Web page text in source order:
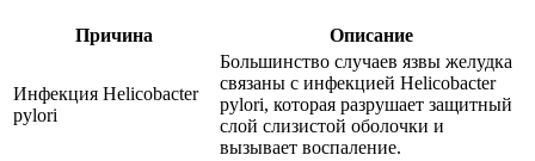
Причина Описание
Инфекция Helicobacter
pylori
Большинство случаев язвы желудка
связаны с инфекцией Helicobacter
pylori, которая разрушает защитный
слой слизистой оболочки и
вызывает воспаление.